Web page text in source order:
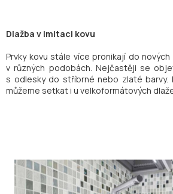
Dlažba v imitaci kovu
Prvky kovu stále více pronikají do
v různých podobách. Nejčastěji se
s odlesky do stříbrné nebo zlaté barvy.
můžeme setkat i u velkoformátových